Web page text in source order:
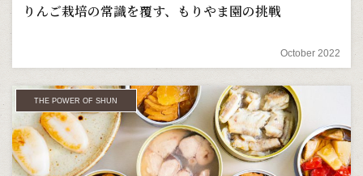
りんご栽培の常識を覆す、もりやま園の挑戦
October 2022
THE POWER OF SHUN